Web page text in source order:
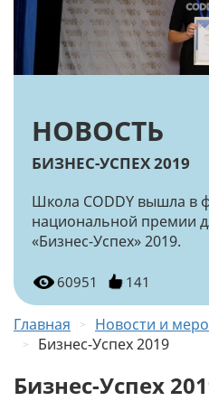
60951 141
НОВОСТЬ
БИЗНЕС-УСПЕХ 2019
Школа CODDY вышла в
национальной премии
«Бизнес-Успех» 2019.
Главная
Новости и
Бизнес-Успех 2019
Бизнес-Успех